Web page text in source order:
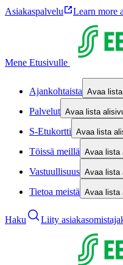
Asiakaspalvelu Learn more
Mene Etusivulle
Ajankohtaista Avaa
Palvelut Avaa lista
S-Etukortti Avaa lista
Töissä meillä Avaa lista
Vastuullisuus Avaa lista
Tietoa meistä Avaa lista
Haku Liity